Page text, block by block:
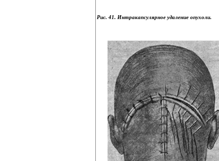
Рис. 41. Интракапсулярное удаление опухоли.